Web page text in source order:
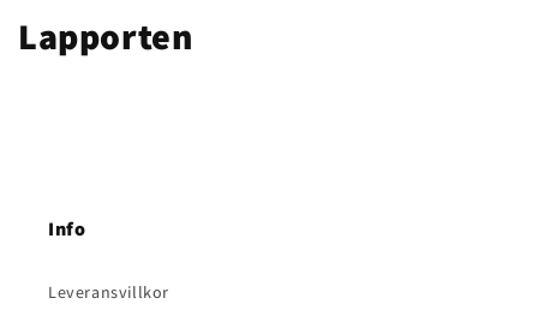
Lapporten
Info
Leveransvillkor